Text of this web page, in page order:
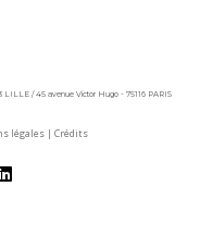
LILLE / 45 avenue Victor Hugo - 75116 PARIS
légales | Crédits